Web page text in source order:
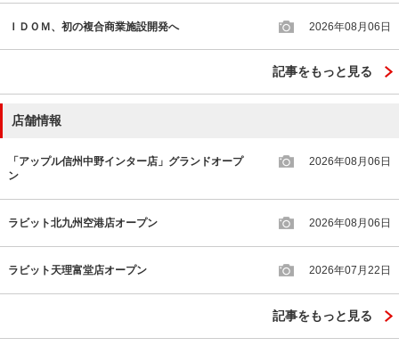
ＩＤＯＭ、初の複合商業施設開発へ 2026年08月06日
記事をもっと見る
店舗情報
「アップル信州中野インター店」グランドオープ
ン
2026年08月06日
ラビット北九州空港店オープン 2026年08月06日
ラビット天理富堂店オープン 2026年07月22日
記事をもっと見る